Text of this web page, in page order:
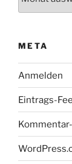
META
Anmelden
Eintrags-